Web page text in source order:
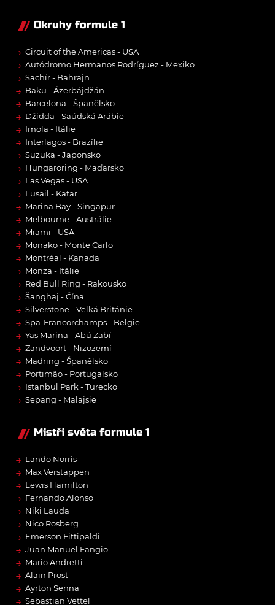
Okruhy formule 1
→ Circuit of the Americas - USA
→ Autódromo Hermanos Rodríguez - Mexiko
→ Sachír - Bahrajn
→ Baku - Ázerbájdžán
→ Barcelona - Španělsko
→ Džidda - Saúdská Arábie
→ Imola - Itálie
→ Interlagos - Brazílie
→ Suzuka - Japonsko
→ Hungaroring - Maďarsko
→ Las Vegas - USA
→ Lusail - Katar
→ Marina Bay - Singapur
→ Melbourne - Austrálie
→ Miami - USA
→ Monako - Monte Carlo
→ Montréal - Kanada
→ Monza - Itálie
→ Red Bull Ring - Rakousko
→ Šanghaj - Čína
→ Silverstone - Velká Británie
→ Spa-Francorchamps - Belgie
→ Yas Marina - Abú Zabí
→ Zandvoort - Nizozemí
→ Madring - Španělsko
→ Portimão - Portugalsko
→ Istanbul Park - Turecko
→ Sepang - Malajsie
Mistři světa formule 1
→ Lando Norris
→ Max Verstappen
→ Lewis Hamilton
→ Fernando Alonso
→ Niki Lauda
→ Nico Rosberg
→ Emerson Fittipaldi
→ Juan Manuel Fangio
→ Mario Andretti
→ Alain Prost
→ Ayrton Senna
→ Sebastian Vettel